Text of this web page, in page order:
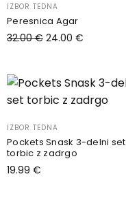
IZBOR TEDNA
Peresnica Agar
32.00€ 24.00 €
IZBOR TEDNA
Pockets Snask 3-delni set
torbic z zadrgo
19.99 €